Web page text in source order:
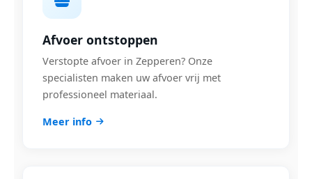
Afvoer ontstoppen
Verstopte afvoer in Zepperen? Onze
specialisten maken uw afvoer vrij met
professioneel materiaal.
Meer info